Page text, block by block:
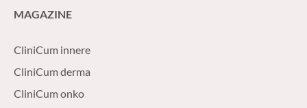
MAGAZINE
CliniCum innere
CliniCum derma
CliniCum onko